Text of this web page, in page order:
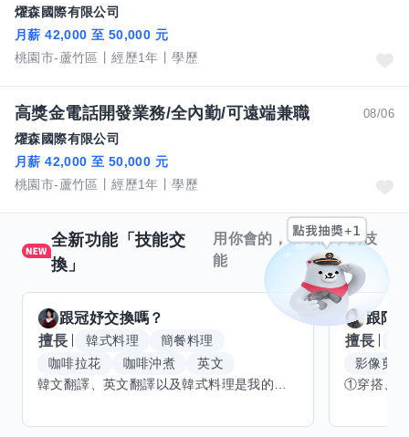
燿森國際有限公司
月薪 42,000 至 50,000 元
桃園市-蘆竹區
經歷1年 學歷
08/06
高獎金電話開發業務/全內勤/可遠端兼職
燿森國際有限公司
月薪 42,000 至 50,000 元
桃園市-蘆竹區
經歷1年 學歷
全新功能「技能交
換」
用你會的，換你想學的技
能
跟冠妤交換嗎？
擅長
韓式料理
簡餐料理
咖啡拉花
咖啡沖煮
英文
跟阿
擅長
影像剪